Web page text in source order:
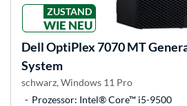
ZUSTAND
WIE NEU
DellOptiPlex 7070 MT
System
schwarz, Windows 11 Pro
Prozessor: Intel® Core™ i5-9500